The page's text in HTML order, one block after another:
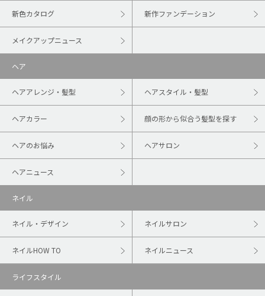
新色カタログ 新作ファンデーション
メイクアップニュース
ヘア
ヘアアレンジ・髪型 ヘアスタイル・髪型
ヘアカラー 顔の形から似合う髪型を探す
ヘアのお悩み ヘアサロン
ヘアニュース
ネイル
ネイル・デザイン ネイルサロン
ネイルHOW TO ネイルニュース
ライフスタイル